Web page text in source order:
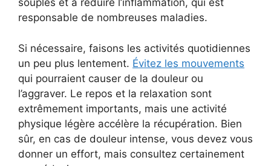
souples et à réduire l’inflammation, qui est
responsable de nombreuses maladies.
Si nécessaire, faisons les activités quotidiennes
un peu plus lentement. Évitez les mouvements
qui pourraient causer de la douleur ou
l’aggraver. Le repos et la relaxation sont
extrêmement importants, mais une activité
physique légère accélère la récupération. Bien
sûr, en cas de douleur intense, vous devez vous
donner un effort, mais consultez certainement